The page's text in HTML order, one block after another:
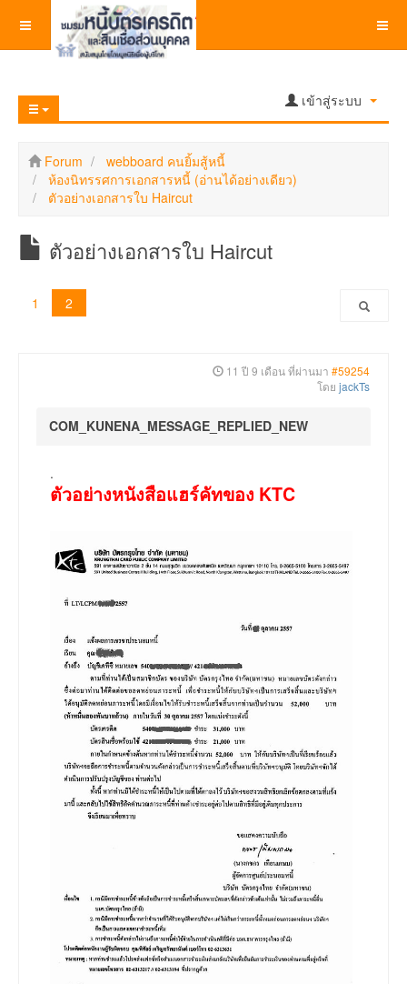
เข้าสู่ระบบ
Forum
webboard คนยิ้มสู้หนี้
ห้องนิทรรศการเอกสารหนี้ (อ่านได้อย่างเดียว)
ตัวอย่างเอกสารใบ Haircut
ตัวอย่างเอกสารใบ Haircut
1 2
11 ปี 9 เดือน ที่ผ่านมา #59254
โดย jackTs
COM_KUNENA_MESSAGE_REPLIED_NEW
.
ตัวอย่างหนังสือแฮร์คัทของ KTC